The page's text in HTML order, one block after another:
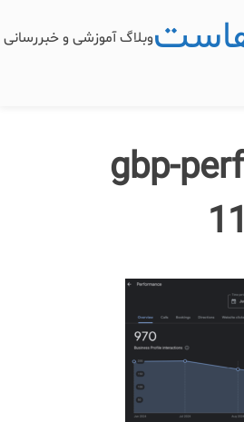
وبلاگ آموزشی و
gbp-